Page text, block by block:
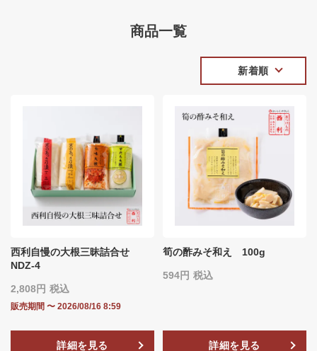
商品一覧
新着順
西利自慢の大根三昧詰合せ
NDZ-4
2,808 税込
販売期間 〜 2026/08/16 8:59
詳細を見る
筍の酢みそ和え 100g
594 税込
詳細を見る